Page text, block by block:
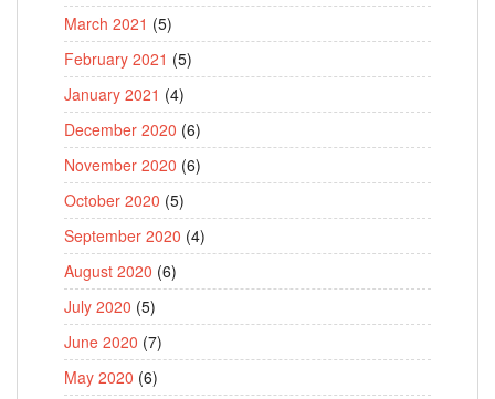
March 2021 (5)
February 2021 (5)
January 2021 (4)
December 2020 (6)
November 2020 (6)
October 2020 (5)
September 2020 (4)
August 2020 (6)
July 2020 (5)
June 2020 (7)
May 2020 (6)